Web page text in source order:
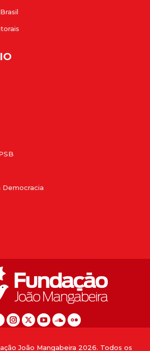
João Mangabeira 2026. Todos os